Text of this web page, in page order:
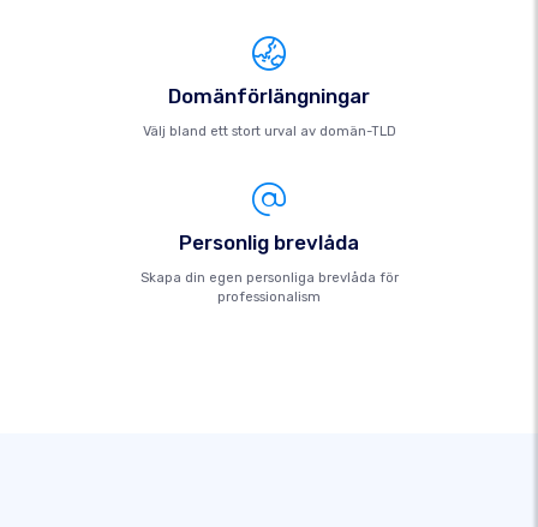
Domänförlängningar
Välj bland ett stort urval av domän-TLD
Personlig brevlåda
Skapa din egen personliga brevlåda för
professionalism